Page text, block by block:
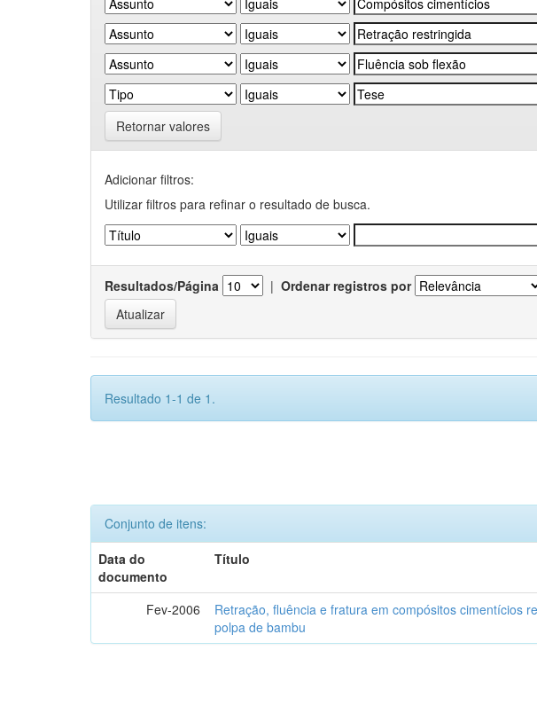
Retornar valores
Adicionar filtros:
Utilizar filtros para refinar o resultado de busca.
Resultados/Página | Ordenar registros por
Resultado 1-1 de 1.
Conjunto de itens:
Data do
documento
Título
Fev-2006
Retração, fluência e fratura em compósitos cimentícios
polpa de bambu